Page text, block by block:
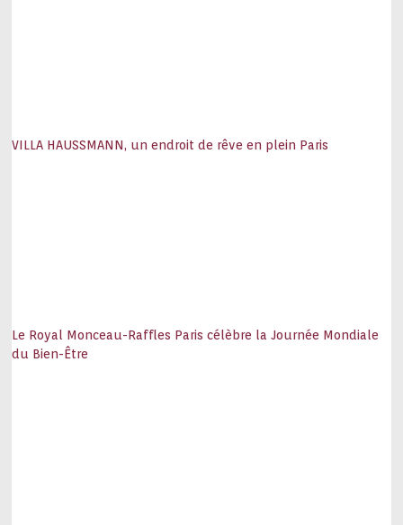
VILLA HAUSSMANN, un endroit de rêve en plein Paris
Le Royal Monceau-Raffles Paris célèbre la Journée Mondiale
du Bien-Être